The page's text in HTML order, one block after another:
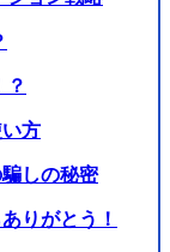
方
しの秘密
りがとう！